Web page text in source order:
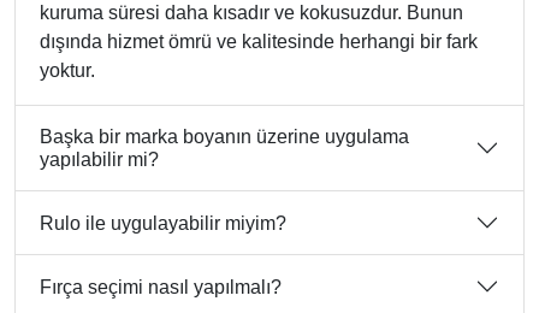
kuruma süresi daha kısadır ve kokusuzdur. Bunun
dışında hizmet ömrü ve kalitesinde herhangi bir fark
yoktur.
Başka bir marka boyanın üzerine uygulama
yapılabilir mi?
Rulo ile uygulayabilir miyim?
Fırça seçimi nasıl yapılmalı?